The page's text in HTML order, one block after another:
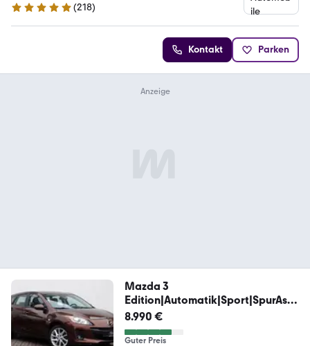
5 Sterne
(218)
Kontakt Parken
Mazda 3
Edition|Automatik|Sport|SpurAss.|
SHZ|PDC|2.Hd|
8.990 €
Guter Preis